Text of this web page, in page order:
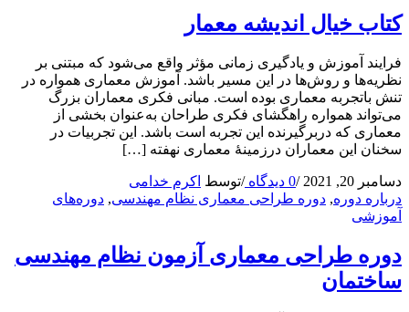
کتاب خیال اندیشه معمار
فرایند آموزش و یادگیری زمانی مؤثر واقع می‌شود که مبتنی بر
نظریه‌ها و روش‌ها در این مسیر باشد. آموزش معماری همواره در
تنش باتجربه معماری بوده است. مبانی فکری معماران بزرگ
می‌تواند همواره راهگشای فکری طراحان به‌عنوان بخشی از
معماری که دربرگیرنده این تجربه است باشد. این تجربیات در
سخنان این معماران درزمینۀ معماری نهفته […]
دسامبر 20, 2021 /0 دیدگاه /توسط اکرم خدامی
درباره دوره, دوره طراحی معماری نظام مهندسی, دوره‌های
آموزشی
دوره طراحی معماری آزمون نظام مهندسی
ساختمان